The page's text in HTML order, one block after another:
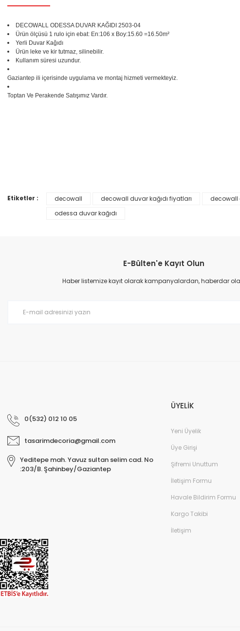
DECOWALL ODESSA DUVAR KAĞIDI 2503-04
Ürün ölçüsü 1 rulo için ebat: En:106 x Boy:15.60 =16.50m²
Yerli Duvar Kağıdı
Ürün leke ve kir tutmaz, silinebilir.
Kullanım süresi uzundur.
Gaziantep ili içerisinde uygulama ve montaj hizmeti vermekteyiz.
Toptan Ve Perakende Satışımız Vardır.
Bu ürünün fiyat bilgisi, resim, ürün açıklamalarında ve diğer konularda
Ürün bilgilerinde hatalar bulunuyor.
Prime ArtDECO Duvar Kağıdı Tutkalı 500 gr
Etiketler : decowall decowall duvar kağıdı fiyatları decowall
odessa duvar kağıdı
E-Bülten'e Kayıt Olun
Haber listemize kayıt olarak kampanyalardan, haberdar
0(532) 012 10 05
tasarimdecoria@gmail.com
Yeditepe mah. Yavuz sultan selim cad. No
:203/B. Şahinbey/Gaziantep
ÜYELİK
Yeni Üyelik
Üye Girişi
Şifremi Unuttum
İletişim Formu
Havale Bildirim Formu
Kargo Takibi
İletişim